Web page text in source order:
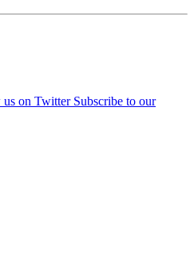
on Twitter Subscribe to our